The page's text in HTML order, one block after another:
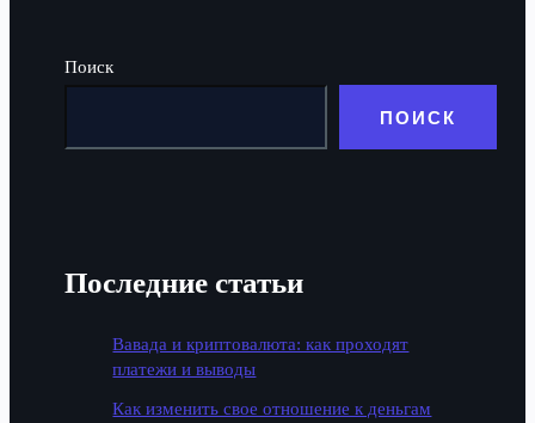
Поиск
ПОИСК
Последние статьи
Вавада и криптовалюта: как проходят
платежи и выводы
Как изменить свое отношение к деньгам